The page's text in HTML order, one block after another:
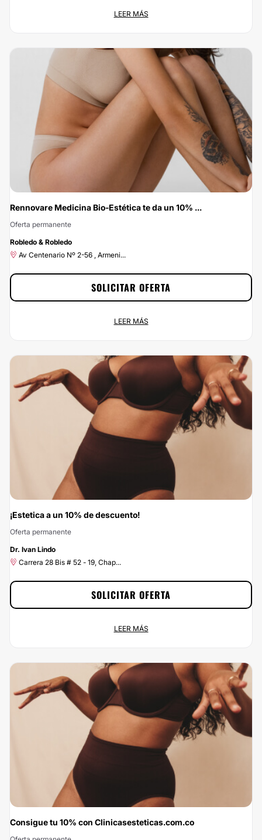
Carrera 18 No 12 - 75, Pereira...
Ahora tienes un 10% de descuento al realizarte cualquier tratamiento de
Centro Dermatológico Láser Piel y Belleza. Consigue esta gran oportunidad
solicitando la promoción, a tu alcance en un par de clics : ¡ahorrar nunca ha
sido tan fácil y rápido!
LEER MÁS
-10%
Rennovare Medicina Bio-Estética te da un 10% ...
Oferta permanente
Robledo & Robledo
Av Centenario Nº 2-56 , Armeni...
Ahora tienes un 10% de descuento al realizarte cualquier tratamiento de
Rennovare Medicina Bio-Estética. Consigue esta gran oportunidad solicitando
la promoción, a tu alcance en un par de clics : ¡ahorrar nunca ha sido tan fácil
SOLICITAR OFERTA
LEER MÁS
-10%
¡Estetica a un 10% de descuento!
Oferta permanente
Dr. Ivan Lindo
Carrera 28 Bis # 52 - 19, Chap...
No dejes escapar esta oportunidad: con Clinicasesteticas.com.co vas a
ahorrar el 10% si te pones en las manos de Dr. Ivan Lindo. Si estás buscando
el mejor precio para un servicio de calidad, ¡has encontrado la mejor opción!
Porque en Clinicasesteticas.com.co, no queremos que el precio sea el
SOLICITAR OFERTA
LEER MÁS
Consigue tu 10% con Clinicasesteticas.com.co